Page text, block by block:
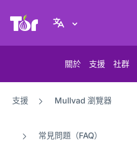
Tor Project 網站
關於 支援 社群
支援 Mullvad 瀏覽器
常見問題（FAQ）